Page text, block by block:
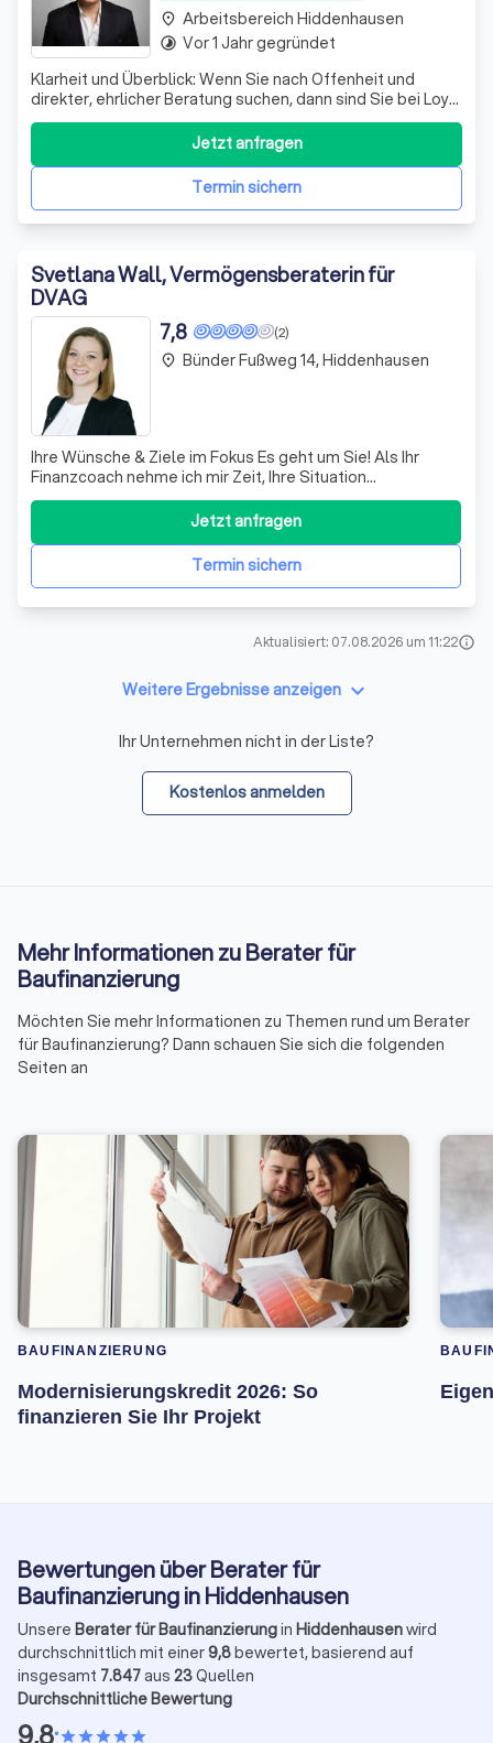
Klarheit und Überblick: Wenn Sie nach Offenheit und
direkter, ehrlicher Beratung suchen, dann sind Sie bei Loyal
Finance richtig.
Termin sichern
Jetzt anfragen
place Arbeitsbereich Hiddenhausen
timelapse Vor 1 Jahr gegründet
Svetlana Wall, Vermögensberaterin für
DVAG
(2)
7,8
Ihre Wünsche & Ziele im Fokus Es geht um Sie! Als Ihr
Finanzcoach nehme ich mir Zeit, Ihre Situation
kennenzulernen und zu verstehen, was Sie erreichen
möchten. Und dann mit Ihnen gemeinsam das möglich zu
machen, was möglich ist. Professionelle
Konzeptberatung Sparen, Geldanlage, Versicheru
Termin sichern
Jetzt anfragen
place Bünder Fußweg 14, Hiddenhausen
Aktualisiert: 07.08.2026 um 11:22info
Weitere Ergebnisse anzeigen keyboard_arrow_down
Ihr Unternehmen nicht in der Liste?
Kostenlos anmelden
Mehr Informationen zu Berater für
Baufinanzierung
Möchten Sie mehr Informationen zu Themen rund um Berater
für Baufinanzierung? Dann schauen Sie sich die folgenden
Seiten an
BAUFINANZIERUNG
Modernisierungskredit 2026: So
finanzieren Sie Ihr Projekt
Bewertungen über Berater für
Baufinanzierung in Hiddenhausen
Unsere Berater für Baufinanzierungin Hiddenhausenwird
durchschnittlich mit einer9,8bewertet, basierend auf
insgesamt 7.847aus 23Quellen
Durchschnittliche Bewertung
•starstarstarstarstar